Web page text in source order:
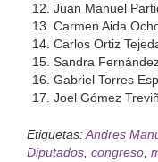
Juan Manuel
Carmen Aida
Carlos Ortiz
Sandra
Gabriel Torres
Joel Gómez
Etiquetas:Andres
Diputados, congreso,